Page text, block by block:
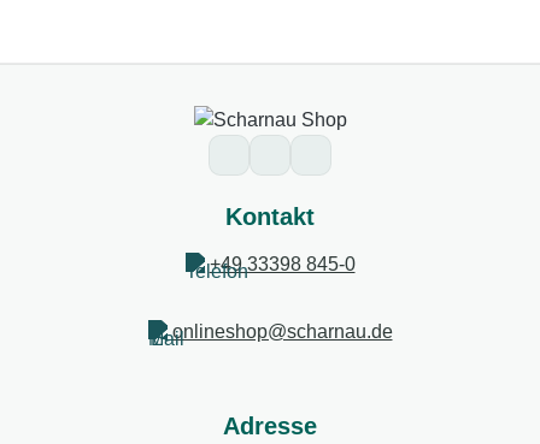
Kontakt
+49 33398 845-0
onlineshop@scharnau.de
Adresse